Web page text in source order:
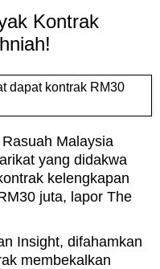
Kontrak
Malaysia
yang didakwa
kelengkapan
juta, lapor The
Insight, difahamkan
membekalkan